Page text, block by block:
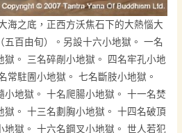
海之底，正西方沃焦石下的大熱惱大
五百由旬）。另設十六小地獄。 一名
獄。 三名碎剮小地獄。 四名牢孔小地
常駐圊小地獄。 七名斷肢小地獄。
小地獄。 十名爬腸小地獄。 十一名焚
獄。 十三名劃胸小地獄。 十四名破頂
地獄。 十六名鋼叉小地獄。 世人若犯